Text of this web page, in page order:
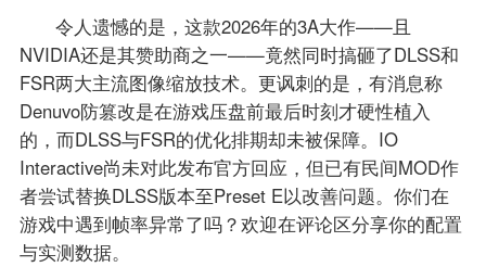
令人遗憾的是，这款2026年的3A大作——且
NVIDIA还是其赞助商之一——竟然同时搞砸了DLSS和
FSR两大主流图像缩放技术。更讽刺的是，有消息称
Denuvo防篡改是在游戏压盘前最后时刻才硬性植入
的，而DLSS与FSR的优化排期却未被保障。IO
Interactive尚未对此发布官方回应，但已有民间MOD作
者尝试替换DLSS版本至Preset E以改善问题。你们在
游戏中遇到帧率异常了吗？欢迎在评论区分享你的配置
与实测数据。